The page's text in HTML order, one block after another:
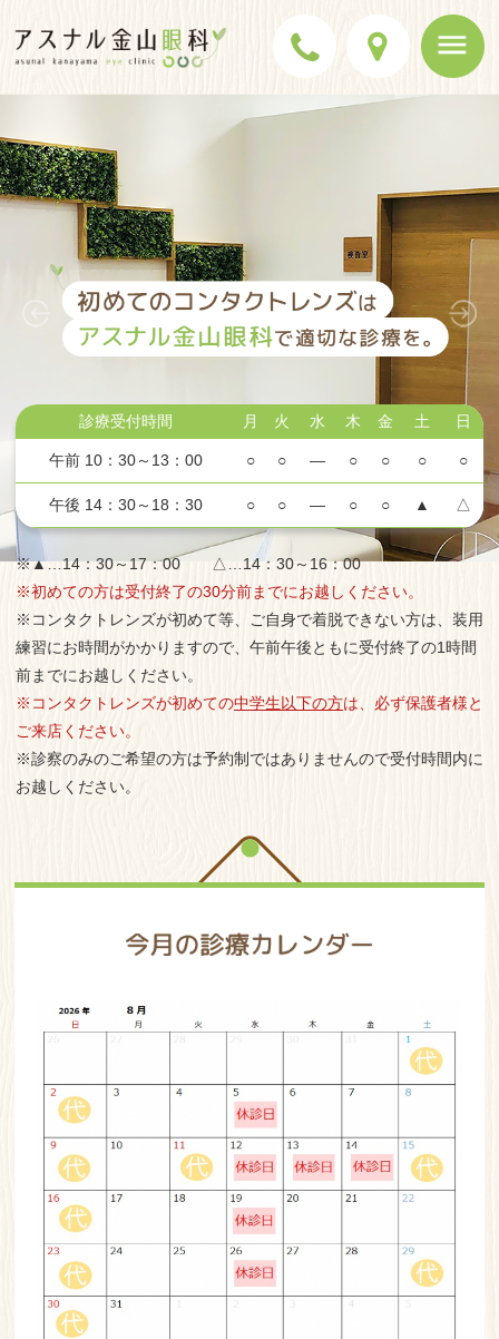
診療受付時間 月 火 水 木 金 土 日
午前 10：30～13：00 ○ ○ — ○ ○ ○ ○
午後 14：30～18：30 ○ ○ — ○ ○ ▲ △
※▲…14：30～17：00 △…14：30～16：00
※初めての方は受付終了の30分前までにお越しください。
※コンタクトレンズが初めて等、ご自身で着脱できない方は、装用
練習にお時間がかかりますので、午前午後ともに受付終了の1時間
前までにお越しください。
※コンタクトレンズが初めての中学生以下の方は、必ず保護者様と
ご来店ください。
※診察のみのご希望の方は予約制ではありませんので受付時間内に
お越しください。